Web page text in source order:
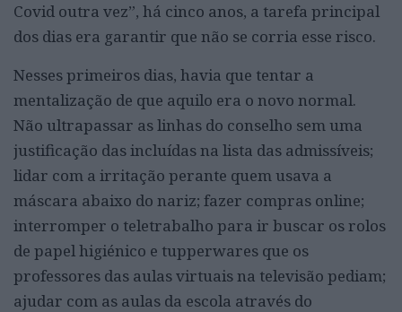
Covid outra vez”, há cinco anos, a tarefa principal
dos dias era garantir que não se corria esse risco.
Nesses primeiros dias, havia que tentar a
mentalização de que aquilo era o novo normal.
Não ultrapassar as linhas do conselho sem uma
justificação das incluídas na lista das admissíveis;
lidar com a irritação perante quem usava a
máscara abaixo do nariz; fazer compras online;
interromper o teletrabalho para ir buscar os rolos
de papel higiénico e tupperwares que os
professores das aulas virtuais na televisão pediam;
ajudar com as aulas da escola através do